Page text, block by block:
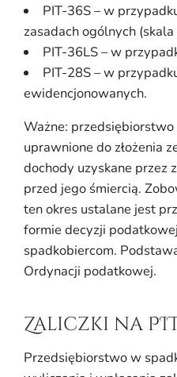
PIT-36S – w
zasadach ogólnych
PIT-36LS – w
PIT-28S – w
ewidencjonowanych.
Ważne:
uprawnione do złożenia
dochody uzyskane przez
przed jego śmiercią.
ten okres ustalane jest
formie decyzji
spadkobiercom.
Ordynacji podatkowej.
Zaliczki na
Przedsiębiorstwo w